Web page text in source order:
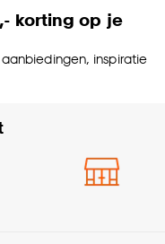
korting op je
inspiratie